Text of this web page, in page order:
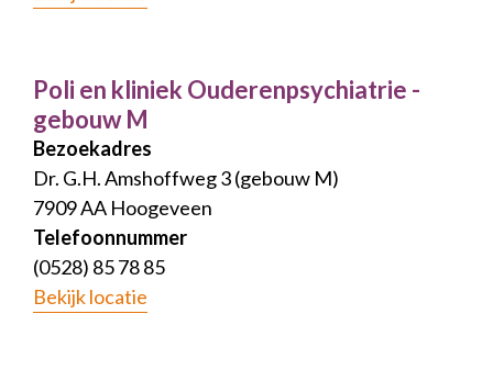
Poli en kliniek Ouderenpsychiatrie -
gebouw M
Bezoekadres
Dr. G.H. Amshoffweg 3 (gebouw M)
7909 AA Hoogeveen
Telefoonnummer
(0528) 85 78 85
Bekijk locatie